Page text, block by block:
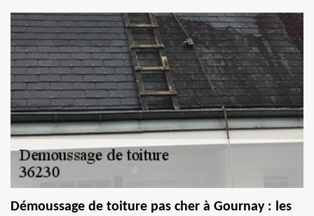
Démoussage de toiture pas cher à Gournay : les